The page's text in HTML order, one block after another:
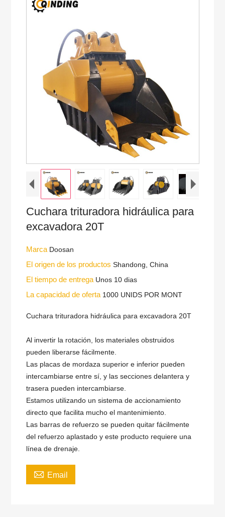
Cuchara trituradora hidráulica para
excavadora 20T
Marca Doosan
El origen de los productosShandong, China
El tiempo de entrega Unos 10 dias
La capacidad de oferta 1000 UNIDS POR MONT
Cuchara trituradora hidráulica para excavadora 20T
Al invertir la rotación, los materiales obstruidos
pueden liberarse fácilmente.
Las placas de mordaza superior e inferior pueden
intercambiarse entre sí, y las secciones delantera y
trasera pueden intercambiarse.
Estamos utilizando un sistema de accionamiento
directo que facilita mucho el mantenimiento.
Las barras de refuerzo se pueden quitar fácilmente
del refuerzo aplastado y este producto requiere una
línea de drenaje.
 Email